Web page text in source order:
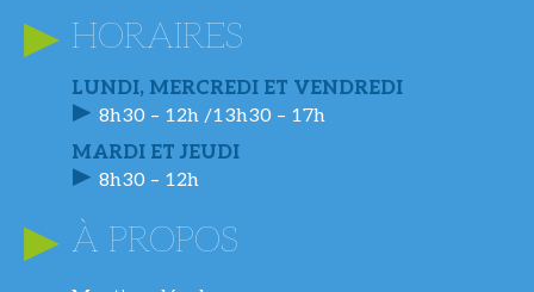
HORAIRES
LUNDI, MERCREDI ET VENDREDI
8h30 – 12h /13h30 – 17h
MARDI ET JEUDI
8h30 – 12h
À PROPOS